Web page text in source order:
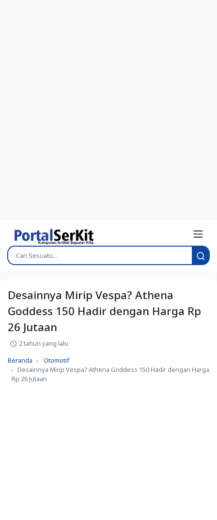
Desainnya Mirip Vespa? Athena
Goddess 150 Hadir dengan Harga Rp
26 Jutaan
2 tahun yang lalu
Beranda
Otomotif
Desainnya Mirip Vespa? Athena Goddess 150 Hadir dengan Harga
Rp 26 Jutaan